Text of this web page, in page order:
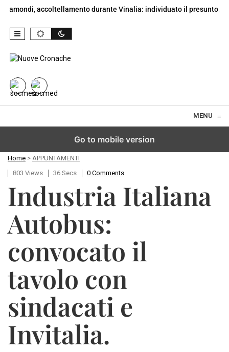
accoltellamento durante Vinalia: individuato il presunto…
MENU ≡
Home > APPUNTAMENTI
803 Views
36 Secs 0 Comments
Industria Italiana
Autobus:
convocato il
tavolo con
sindacati e
Invitalia.
Go to mobile version